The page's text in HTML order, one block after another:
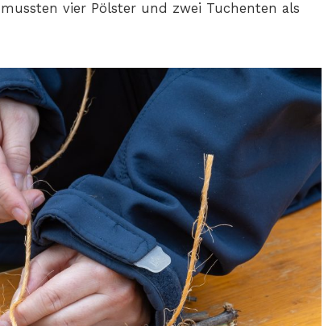
vier Pölster und zwei Tuchenten als